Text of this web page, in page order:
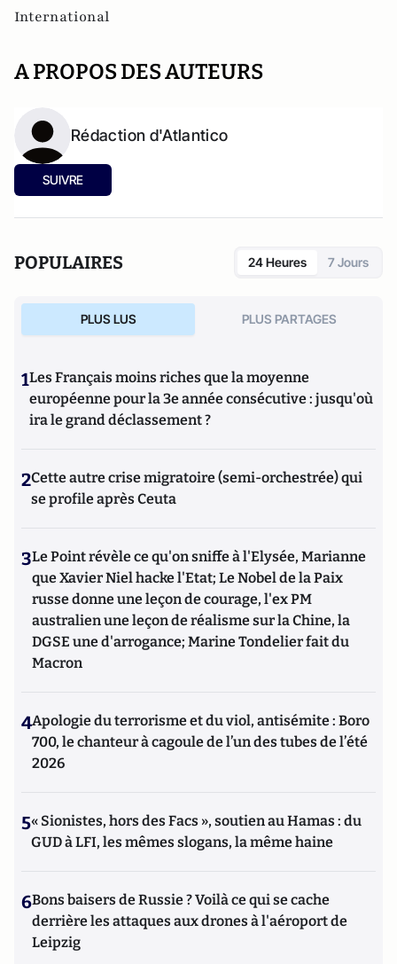
International
A PROPOS DES AUTEURS
Rédaction d'Atlantico
SUIVRE
POPULAIRES 24 Heures 7 Jours
PLUS LUS PLUS PARTAGES
1Les Français moins riches que la moyenne
européenne pour la 3e année consécutive : jusqu'où
ira le grand déclassement ?
2Cette autre crise migratoire (semi-orchestrée) qui
se profile après Ceuta
3Le Point révèle ce qu'on sniffe à l'Elysée, Marianne
que Xavier Niel hacke l'Etat; Le Nobel de la Paix
russe donne une leçon de courage, l'ex PM
australien une leçon de réalisme sur la Chine, la
DGSE une d'arrogance; Marine Tondelier fait du
Macron
4Apologie du terrorisme et du viol, antisémite : Boro
700, le chanteur à cagoule de l’un des tubes de l’été
2026
5« Sionistes, hors des Facs », soutien au Hamas : du
GUD à LFI, les mêmes slogans, la même haine
6Bons baisers de Russie ? Voilà ce qui se cache
derrière les attaques aux drones à l'aéroport de
Leipzig